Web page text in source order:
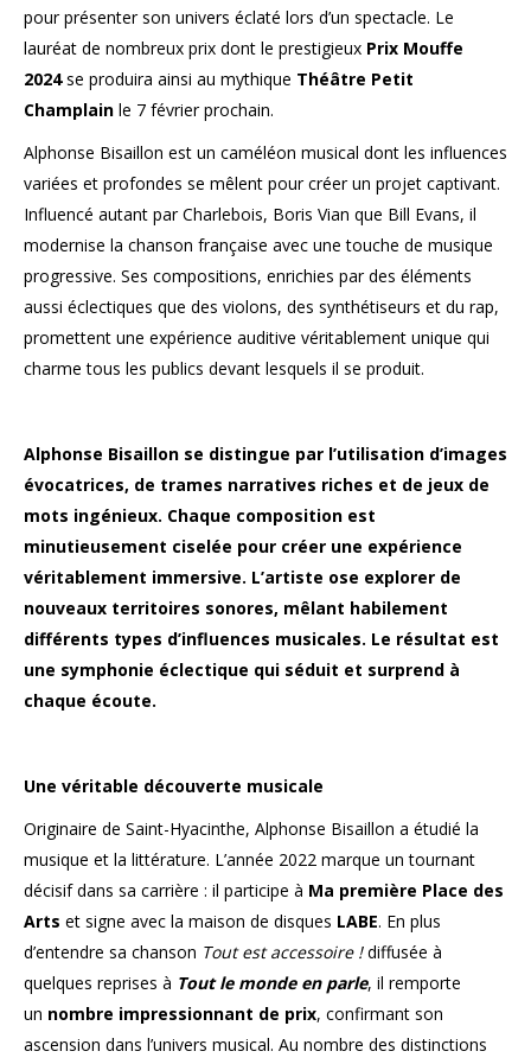
pour présenter son univers éclaté lors d’un spectacle. Le
lauréat de nombreux prix dont le prestigieux Prix Mouffe
2024se produira ainsi au mythique Théâtre Petit
Champlain le 7 février prochain.
Alphonse Bisaillon est un caméléon musical dont les influences
variées et profondes se mêlent pour créer un projet captivant.
Influencé autant par Charlebois, Boris Vian que Bill Evans, il
modernise la chanson française avec une touche de musique
progressive. Ses compositions, enrichies par des éléments
aussi éclectiques que des violons, des synthétiseurs et du rap,
promettent une expérience auditive véritablement unique qui
charme tous les publics devant lesquels il se produit.
Alphonse Bisaillon se distingue par l’utilisation d’images
évocatrices, de trames narratives riches et de jeux de
mots ingénieux. Chaque composition est
minutieusement ciselée pour créer une expérience
véritablement immersive. L’artiste ose explorer de
nouveaux territoires sonores, mêlant habilement
différents types d’influences musicales. Le résultat est
une symphonie éclectique qui séduit et surprend à
chaque écoute.
Une véritable découverte musicale
Originaire de Saint-Hyacinthe, Alphonse Bisaillon a étudié la
musique et la littérature. L’année 2022 marque un tournant
décisif dans sa carrière : il participe à Ma première Place des
Arts et signe avec la maison de disques LABE. En plus
d’entendre sa chanson Tout est accessoire !diffusée à
quelques reprises à Tout le monde en parle, il remporte
un nombre impressionnant de prix, confirmant son
ascension dans l’univers musical. Au nombre des distinctions